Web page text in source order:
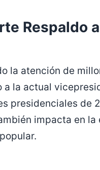
Respaldo
la atención de
la actual
presidenciales de
impacta en